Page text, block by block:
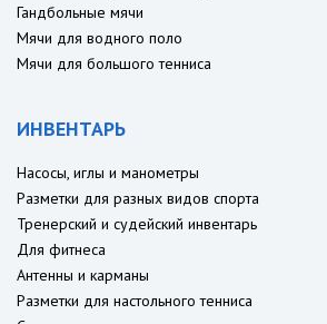
Гандбольные мячи
Мячи для водного поло
Мячи для большого тенниса
ИНВЕНТАРЬ
Насосы, иглы и манометры
Разметки для разных видов спорта
Тренерский и судейский инвентарь
Для фитнеса
Антенны и карманы
Разметки для настольного тенниса